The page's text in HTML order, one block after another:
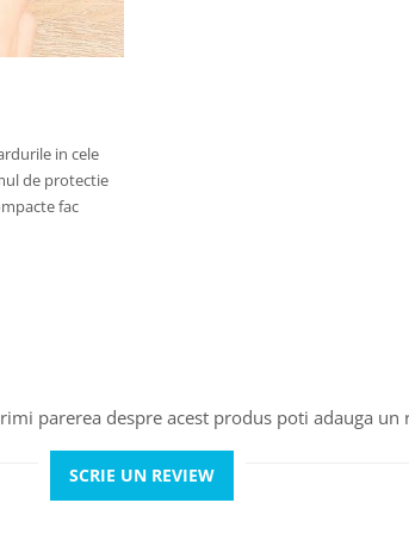
in cele
de protectie
fac
parerea despre acest produs poti adauga un
SCRIE UN REVIEW